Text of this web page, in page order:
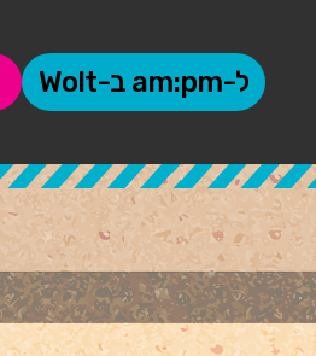
ל-am:pm ב-Wolt